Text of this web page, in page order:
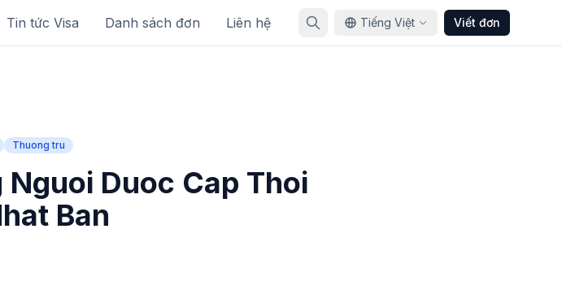
Tin tức Visa Danh sách đơn Liên hệ Tiếng Việt Viết đơn
Thuong tru
Duoc Cap Thoi
Ban